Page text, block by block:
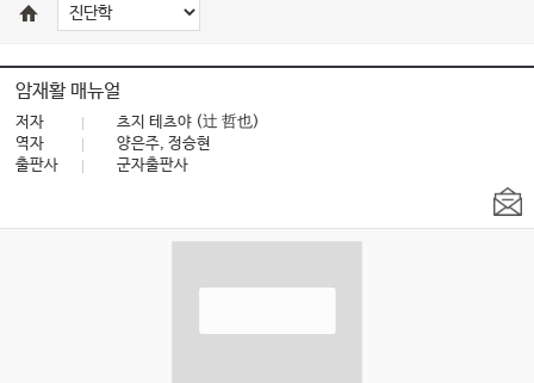
암재활 매뉴얼
저자
츠지 테츠야 (辻 哲也)
역자
양은주, 정승현
출판사
군자출판사